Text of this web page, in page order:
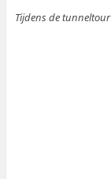
Tijdens de tunneltour